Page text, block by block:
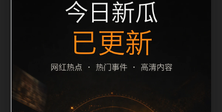
之间识别一致主题。后续每日采集时，建议继续执行远
程图片本地化、坏图默认图兜底、标题去重和
description 长度过滤。如果同一主题下有多个相近页
面，应通过不同角度补充事件背景、访问场景、相关问
题或专题入口，降低站群页面之间的重复感。页面底部
保留同类推荐、上一篇下一篇和 sitemap 入口，保证重
要页面点击深度尽量控制在三次以内。正文维护时可按
用户搜索路径补充三类信息：入口是否稳定、同栏目还